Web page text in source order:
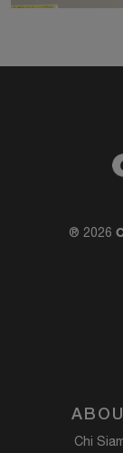
® 2026
Chi